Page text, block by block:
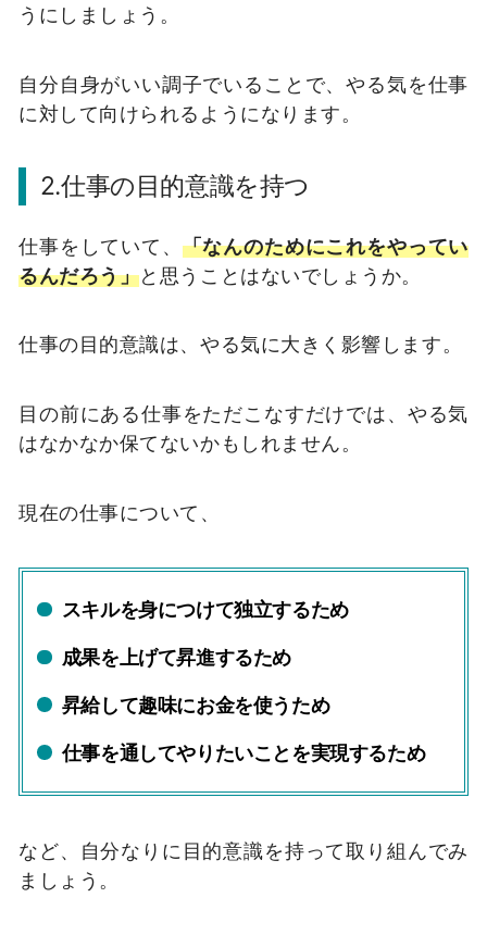
うにしましょう。
自分自身がいい調子でいることで、やる気を仕事
に対して向けられるようになります。
2.仕事の目的意識を持つ
仕事をしていて、 「なんのためにこれをやってい
るんだろう」と思うことはないでしょうか。
仕事の目的意識は、やる気に大きく影響します。
目の前にある仕事をただこなすだけでは、やる気
はなかなか保てないかもしれません。
現在の仕事について、
スキルを身につけて独立するため
成果を上げて昇進するため
昇給して趣味にお金を使うため
仕事を通してやりたいことを実現するため
など、自分なりに目的意識を持って取り組んでみ
ましょう。